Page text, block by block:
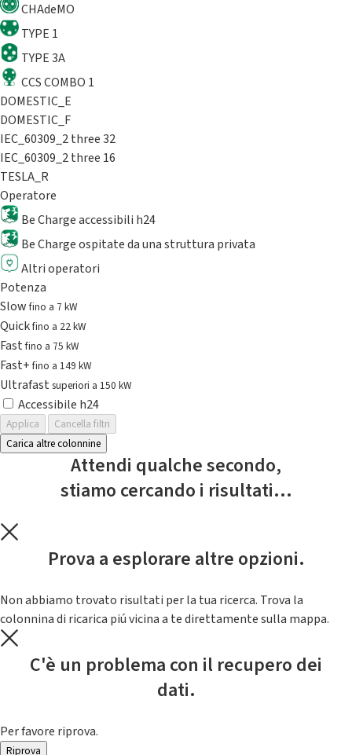
CHAdeMO
TYPE 1
TYPE 3A
CCS COMBO 1
DOMESTIC_E
DOMESTIC_F
IEC_60309_2 three 32
IEC_60309_2 three 16
TESLA_R
Operatore
Be Charge accessibili h24
Be Charge ospitate da una struttura privata
Altri operatori
Potenza
Slowfino a 7 kW
Quickfino a 22 kW
Fastfino a 75 kW
Fast+fino a 149 kW
Ultrafast superiori a 150 kW
Accessibile h24
Applica
Cancella filtri
Carica altre colonnine
Attendi qualche secondo,
stiamo cercando i risultati...
Prova a esplorare altre opzioni.
Non abbiamo trovato risultati per la tua ricerca. Trova la
colonnina di ricarica piú vicina a te direttamente sulla mappa.
C'è un problema con il recupero dei
dati.
Per favore riprova.
Riprova